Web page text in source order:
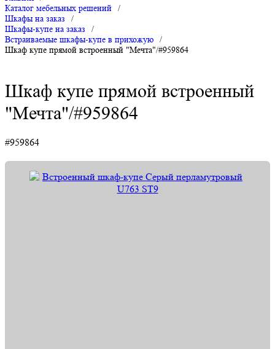
Каталог мебельных решений
/
Шкафы на заказ
/
Шкафы-купе на заказ
/
Встраиваемые шкафы-купе в прихожую
/
Шкаф купе прямой встроенный "Мечта"/#959864
Шкаф купе прямой встроенный
"Мечта"/#959864
#959864